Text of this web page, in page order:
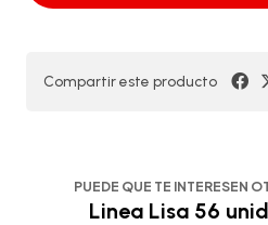
Compartir este producto
PUEDE QUE TE INTERESEN
Linea Lisa 56